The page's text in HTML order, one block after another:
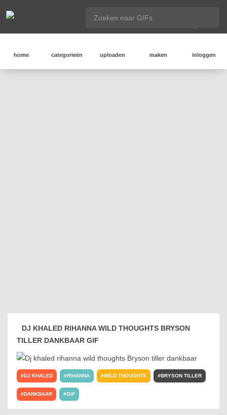
home categorieën uploaden maken inloggen
DJ KHALED RIHANNA WILD THOUGHTS BRYSON
TILLER DANKBAAR GIF
DJ KHALED RIHANNA WILD THOUGHTS BRYSON TILLER
DANKBAAR GIF